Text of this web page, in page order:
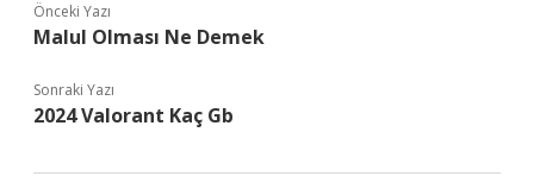
Önceki Yazı
Malul Olması Ne Demek
Sonraki Yazı
2024 Valorant Kaç Gb